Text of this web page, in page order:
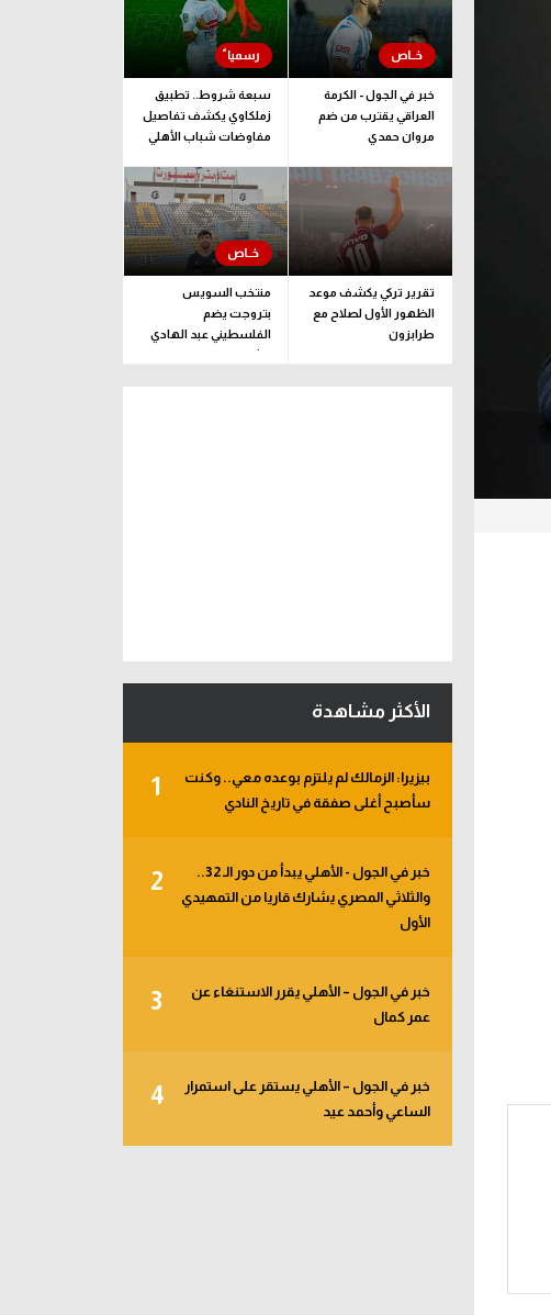
خبر في الجول - الكرمة
العراقي يقترب من ضم
مروان حمدي
سبعة شروط.. تطبيق
زملكاوي يكشف تفاصيل
مفاوضات شباب الأهلي
تقرير تركي يكشف موعد
الظهور الأول لصلاح مع
طرابزون
منتخب السويس
بتروجت يضم
الفلسطيني عبد الهادي
راشد
الأكثر مشاهدة
1
بيزيرا: الزمالك لم يلتزم بوعده معي.. وكنت
سأصبح أغلى صفقة في تاريخ النادي
2
خبر في الجول - الأهلي يبدأ من دور الـ 32..
والثلاثي المصري يشارك قاريا من التمهيدي
الأول
3
خبر في الجول – الأهلي يقرر الاستنغاء عن
عمر كمال
4
خبر في الجول – الأهلي يستقر على استمرار
الساعي وأحمد عيد